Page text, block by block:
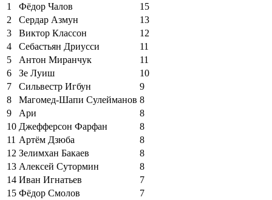
1
Фёдор Чалов
15
2
Сердар Азмун
13
3
Виктор Классон
12
4
Себастьян Дриусси
11
5
Антон Миранчук
11
6
Зе Луиш
10
7
Сильвестр Игбун
9
8
Магомед-Шапи Сулейманов 8
9
Ари
8
10 Джефферсон Фарфан
8
11 Артём Дзюба
8
12 Зелимхан Бакаев
8
13 Алексей Сутормин
8
14 Иван Игнатьев
7
15 Фёдор Смолов 7